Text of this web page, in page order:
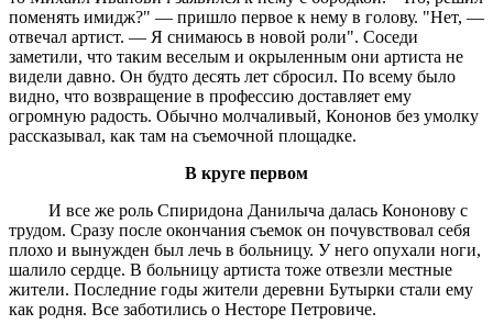
поменять имидж?" — пришло первое к нему в голову. "Нет, —
отвечал артист. — Я снимаюсь в новой роли". Соседи
заметили, что таким веселым и окрыленным они артиста не
видели давно. Он будто десять лет сбросил. По всему было
видно, что возвращение в профессию доставляет ему
огромную радость. Обычно молчаливый, Кононов без умолку
рассказывал, как там на съемочной площадке.
В круге первом
И все же роль Спиридона Данилыча далась Кононову с
трудом. Сразу после окончания съемок он почувствовал себя
плохо и вынужден был лечь в больницу. У него опухали ноги,
шалило сердце. В больницу артиста тоже отвезли местные
жители. Последние годы жители деревни Бутырки стали ему
как родня. Все заботились о Несторе Петровиче.